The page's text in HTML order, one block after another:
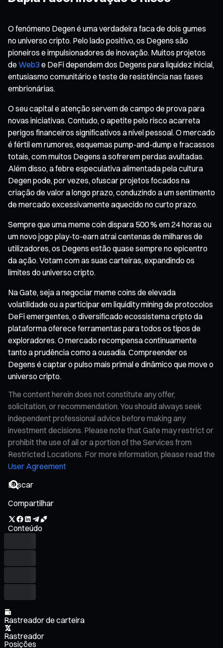
O fenómeno Degen é uma verdadeira faca de dois gumes
no universo cripto. Pelo lado positivo, os Degens são
pioneiros e impulsionadores de inovação. Muitos projetos
de Web3 e DeFi dependem dos Degens para liquidez inicial,
entusiasmo comunitário e teste de resistência nas fases
embrionárias.
O seu capital e atenção servem de campo de prova para
novas iniciativas. Contudo, o apetite pelo risco acarreta
perigos financeiros significativos a nível pessoal. O mercado
é fértil em rumores, esquemas pump-and-dump e fracassos
totais, com muitos Degens a sofrerem perdas avultadas.
Além disso, a febre especulativa alimentada pela cultura
Degen pode, por vezes, ofuscar projetos focados na
criação de valor a longo prazo, conduzindo a um sentimento
de mercado excessivamente aquecido no curto prazo.
Sempre que uma meme coin dispara 500 % em 24 horas ou
um novo jogo play-to-earn atrai centenas de milhares de
utilizadores, os Degens estão quase sempre no epicentro
da ação. Votam com as suas carteiras, expandindo os
limites do universo cripto.
Na Gate, seja a negociar meme coins de elevada
volatilidade ou a participar em liquidity mining de protocolos
DeFi emergentes, o diversificado ecossistema cripto da
plataforma oferece ferramentas para todos os tipos de
exploradores. O mercado recompensa continuamente
tanto a prudência como a ousadia. Compreender os
Degens é captar o pulso mais primal e dinâmico que move o
universo cripto.
The content herein does not constitute any offer,
solicitation, or recommendation. You should always seek
independent professional advice before making any
investment decisions. Please note that Gate may restrict or
prohibit the use of all or a portion of the Services from
Restricted Locations. For more information, please read the
User Agreement
Compartilhar
Conteúdo
Rastreador de carteira
Rastreador
Posições